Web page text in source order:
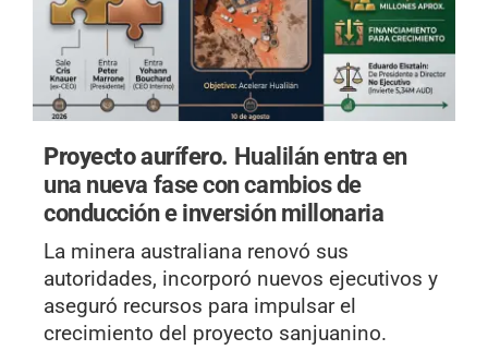
Proyecto aurífero. Hualilán entra en
una nueva fase con cambios de
conducción e inversión millonaria
La minera australiana renovó sus
autoridades, incorporó nuevos ejecutivos y
aseguró recursos para impulsar el
crecimiento del proyecto sanjuanino.